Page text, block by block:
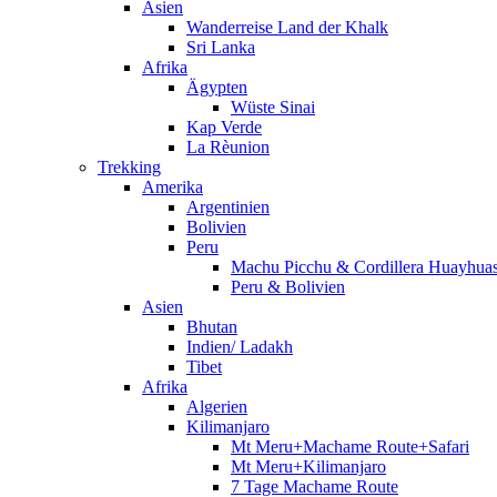
Asien
Wanderreise Land der Khalk
Sri Lanka
Afrika
Ägypten
Wüste Sinai
Kap Verde
La Rèunion
Trekking
Amerika
Argentinien
Bolivien
Peru
Machu Picchu & Cordillera
Peru & Bolivien
Asien
Bhutan
Indien/ Ladakh
Tibet
Afrika
Algerien
Kilimanjaro
Mt Meru+Machame Route+Safari
Mt Meru+Kilimanjaro
7 Tage Machame Route